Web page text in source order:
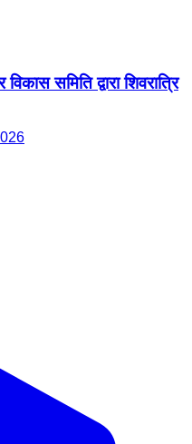
समिति द्वारा शिवरात्रि